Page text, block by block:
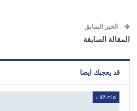
الخبر السابق
المقالة السابقة
قد يعجبك ايضا
ملصقات